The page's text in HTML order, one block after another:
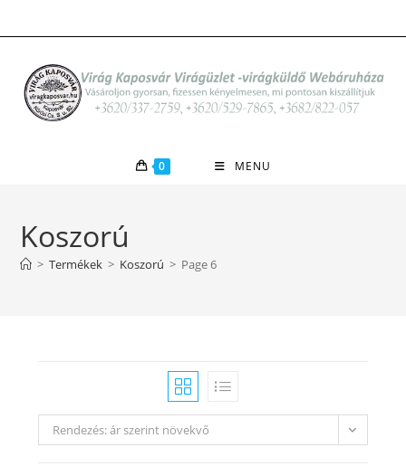
to
0 MENU
Koszorú
> Termékek > Koszorú > Page 6
Rendezés: ár szerint növekvő